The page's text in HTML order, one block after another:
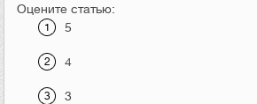
Оцените статью:
5
4
3